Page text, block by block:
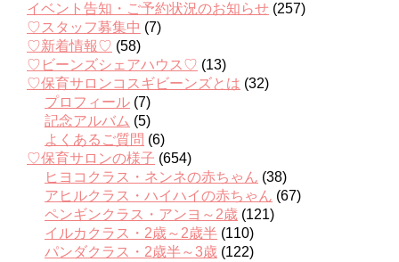
イベント告知・ご予約状況のお知らせ (257)
♡スタッフ募集中 (7)
♡新着情報♡ (58)
♡ビーンズシェアハウス♡ (13)
♡保育サロンコスギビーンズとは (32)
プロフィール (7)
記念アルバム (5)
よくあるご質問 (6)
♡保育サロンの様子 (654)
ヒヨコクラス・ネンネの赤ちゃん (38)
アヒルクラス・ハイハイの赤ちゃん (67)
ペンギンクラス・アンヨ～2歳 (121)
イルカクラス・2歳～2歳半 (110)
パンダクラス・2歳半～3歳 (122)